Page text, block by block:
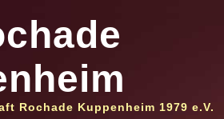
Rochade Kuppenheim 1979 e.V.